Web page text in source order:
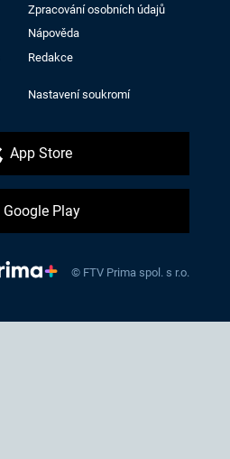
Zpracování osobních údajů
Nápověda
Redakce
Nastavení soukromí
App Store
Google Play
© FTV Prima spol. s r.o.